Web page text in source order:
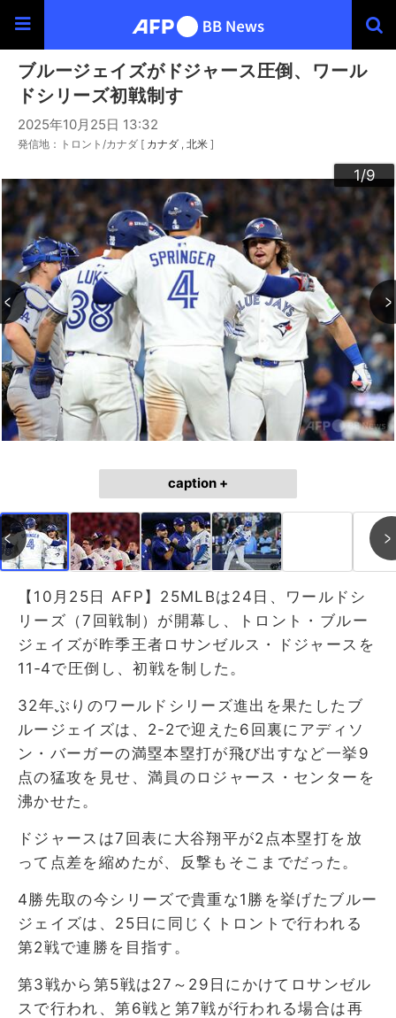
ブルージェイズがドジャース圧倒、ワール
ドシリーズ初戦制す
2025年10月25日 13:32
発信地：トロント/カナダ [ カナダ 北米 ]
1/9
2/9
3/9
4/9
5/9
6/9
7/9
8/9
9/9
caption +
【10月25日 AFP】25MLBは24日、ワールドシ
リーズ（7回戦制）が開幕し、トロント・ブルー
ジェイズが昨季王者ロサンゼルス・ドジャースを
11‐4で圧倒し、初戦を制した。
32年ぶりのワールドシリーズ進出を果たしたブ
ルージェイズは、2-2で迎えた6回裏にアディソ
ン・バーガーの満塁本塁打が飛び出すなど一挙9
点の猛攻を見せ、満員のロジャース・センターを
沸かせた。
ドジャースは7回表に大谷翔平が2点本塁打を放
って点差を縮めたが、反撃もそこまでだった。
4勝先取の今シリーズで貴重な1勝を挙げたブルー
ジェイズは、25日に同じくトロントで行われる
第2戦で連勝を目指す。
第3戦から第5戦は27～29日にかけてロサンゼル
スで行われ、第6戦と第7戦が行われる場合は再